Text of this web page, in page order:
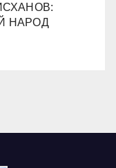
НАРОД